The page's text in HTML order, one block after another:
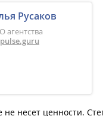
Русаков
агентства
не несет ценности.